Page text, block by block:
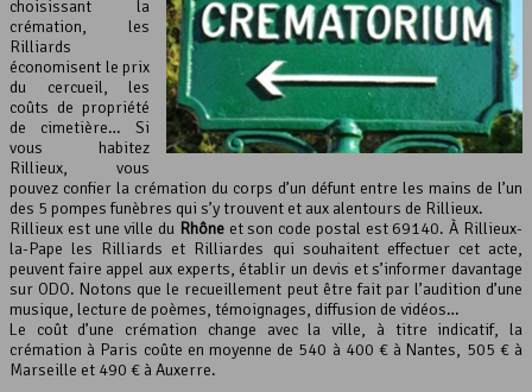
choisissant la
crémation, les
Rilliards
économisent le prix
du cercueil, les
coûts de propriété
de cimetière… Si
vous habitez
Rillieux, vous
pouvez confier la crémation du corps d’un défunt entre les mains de l’un
des 5 pompes funèbres qui s’y trouvent et aux alentours de Rillieux.
Rillieux est une ville du Rhône et son code postal est 69140. À Rillieux-
la-Pape les Rilliards et Rilliardes qui souhaitent effectuer cet acte,
peuvent faire appel aux experts, établir un devis et s’informer davantage
sur ODO. Notons que le recueillement peut être fait par l’audition d’une
musique, lecture de poèmes, témoignages, diffusion de vidéos…
Le coût d’une crémation change avec la ville, à titre indicatif, la
crémation à Paris coûte en moyenne de 540 à 400 € à Nantes, 505 € à
Marseille et 490 € à Auxerre.